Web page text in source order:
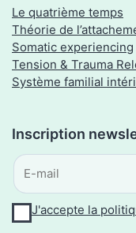
Le quatrième temps
Théorie de
Somatic experiencing
Tension & Trauma
Système familial
J'accepte la